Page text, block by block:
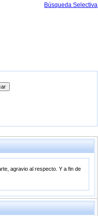
Búsqueda Selectiva
agravio al respecto. Y a fin de